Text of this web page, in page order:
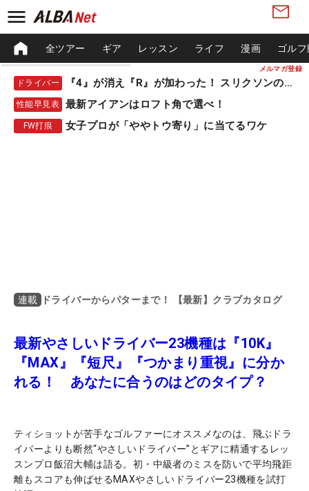
メルマガ登録
全ツアー ギア レッスン ライフ 漫画 ゴル
ドライバー 『4』が消え『R』が加わった！ スリクソンの新作
性能早見表 最新アイアンはロフト角で選べ！
FW打痕 女子プロが「ややトウ寄り」に当てるワケ
連載 ドライバーからパターまで！ 【最新】クラブカタログ
最新やさしいドライバー23機種は『10K』
『MAX』『短尺』『つかまり重視』に分か
れる！ あなたに合うのはどのタイプ？
ティショットが苦手なゴルファーにオススメなのは、飛ぶドラ
イバーよりも断然“やさしいドライバー”とギアに精通するレッ
スンプロ飯沼大輔は語る。初・中級者のミスを防いで平均飛距
離もスコアも伸ばせるMAXやさしいドライバー23機種を試打